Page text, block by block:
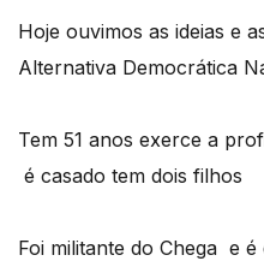
Hoje ouvimos as ideias e
Alternativa Democrática
Tem 51 anos exerce a
é casado tem dois filhos
Foi militante do Chega e